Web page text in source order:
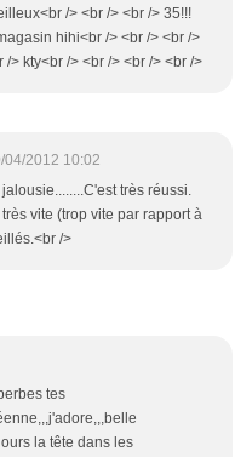
/> <br /> <br /> 35!!!
hihi<br /> <br /> <br />
/> kty<br /> <br /> <br /> <br />
04/2012 10:02
très réussi.
vite (trop vite par rapport à
/>
tes
la tête dans les